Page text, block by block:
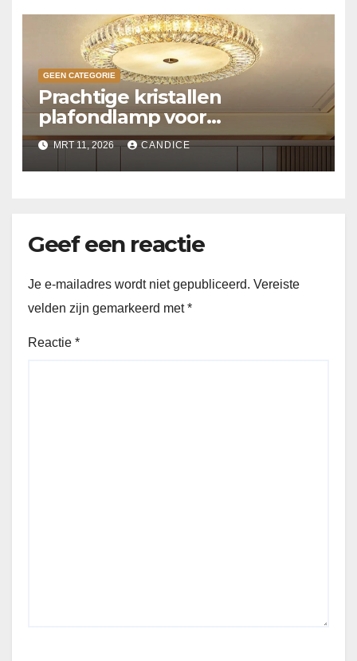
GEEN CATEGORIE
Prachtige kristallen
plafondlamp voor
slaapkamer
MRT 11, 2026 CANDICE
Geef een reactie
Je e-mailadres wordt niet gepubliceerd. Vereiste
velden zijn gemarkeerd met*
Reactie *